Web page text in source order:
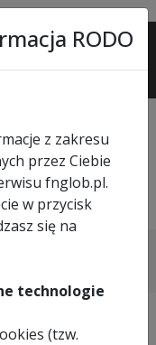
Menu
RODO
z zakresu
przez Ciebie
fnglob.pl.
w przycisk
się na
technologie
(tzw.